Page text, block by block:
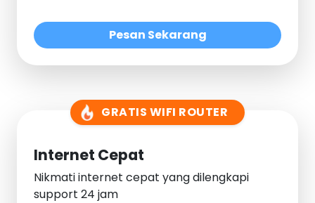
Pesan Sekarang
GRATIS WIFI ROUTER
Internet Cepat
Nikmati internet cepat yang dilengkapi
support 24 jam